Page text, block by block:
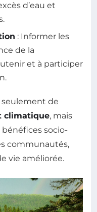
d’eau et
: Informer les
de la
et à participer
de
climatique, mais
socio-
communautés,
vie améliorée.